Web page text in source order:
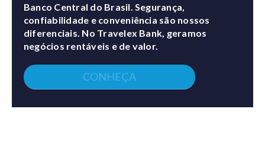
Banco Central do Brasil. Segurança,
confiabilidade e conveniência são nossos
diferenciais. No Travelex Bank, geramos
negócios rentáveis e de valor.
CONHEÇA